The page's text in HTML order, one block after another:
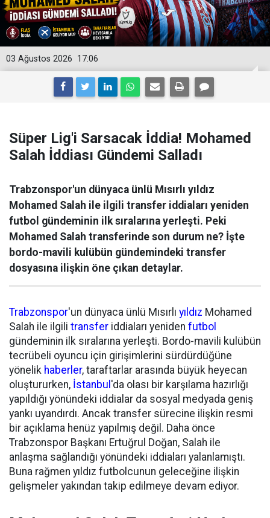
17:06
03 Ağustos 2026
Süper Lig'i Sarsacak İddia! Mohamed
Salah İddiası Gündemi Salladı
Trabzonspor'un dünyaca ünlü Mısırlı yıldız
Mohamed Salah ile ilgili transfer iddiaları yeniden
futbol gündeminin ilk sıralarına yerleşti. Peki
Mohamed Salah transferinde son durum ne? İşte
bordo-mavili kulübün gündemindeki transfer
dosyasına ilişkin öne çıkan detaylar.
Trabzonspor'un dünyaca ünlü Mısırlı yıldız Mohamed
Salah ile ilgili transfer iddiaları yeniden futbol
gündeminin ilk sıralarına yerleşti. Bordo-mavili kulübün
tecrübeli oyuncu için girişimlerini sürdürdüğüne
yönelik haberler, taraftarlar arasında büyük heyecan
oluştururken, İstanbul 'da olası bir karşılama hazırlığı
yapıldığı yönündeki iddialar da sosyal medyada geniş
yankı uyandırdı. Ancak transfer sürecine ilişkin resmi
bir açıklama henüz yapılmış değil. Daha önce
Trabzonspor Başkanı Ertuğrul Doğan, Salah ile
anlaşma sağlandığı yönündeki iddiaları yalanlamıştı.
Buna rağmen yıldız futbolcunun geleceğine ilişkin
gelişmeler yakından takip edilmeye devam ediyor.